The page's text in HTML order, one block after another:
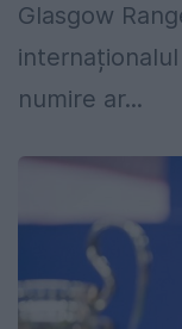
Glasgow
numire ar...